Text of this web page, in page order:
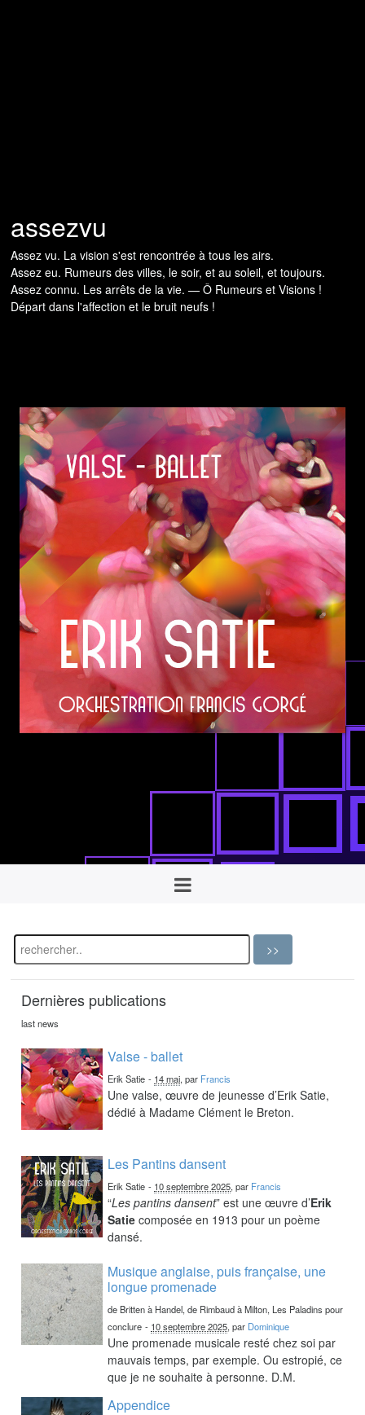
assezvu
Assez vu. La vision s'est rencontrée à tous les airs.
Assez eu. Rumeurs des villes, le soir, et au soleil, et toujours.
Assez connu. Les arrêts de la vie. — Ô Rumeurs et Visions !
Départ dans l'affection et le bruit neufs !
Dernières publications
last news
Valse - ballet
Erik Satie - 14 mai, par Francis
Une valse, œuvre de jeunesse d’Erik Satie,
dédié à Madame Clément le Breton.
Les Pantins dansent
Erik Satie - 10 septembre 2025, par Francis
“Les pantins dansent” est une œuvre d’Erik
Satie composée en 1913 pour un poème
dansé.
Musique anglaise, puis française, une
longue promenade
de Britten à Handel, de Rimbaud à Milton, Les Paladins pour
conclure - 10 septembre 2025, par Dominique
Une promenade musicale resté chez soi par
mauvais temps, par exemple. Ou estropié, ce
que je ne souhaite à personne. D.M.
Appendice